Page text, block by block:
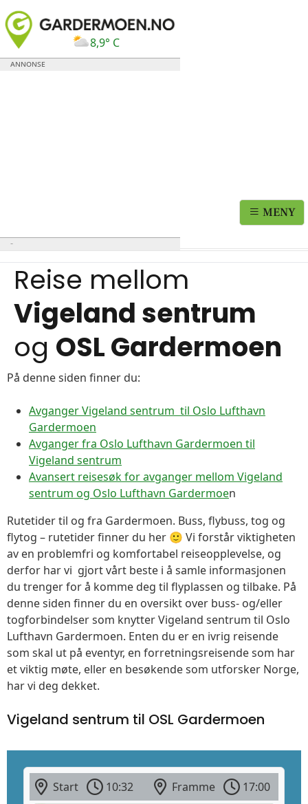
8,9° C
MENY
Reise mellom
Vigeland sentrum
og OSL Gardermoen
På denne siden finner du:
Avganger Vigeland sentrum til Oslo Lufthavn
Gardermoen
Avganger fra Oslo Lufthavn Gardermoen til
Vigeland sentrum
Avansert reisesøk for avganger mellom Vigeland
sentrum og Oslo Lufthavn Gardermoen
Rutetider til og fra Gardermoen. Buss, flybuss, tog og
flytog – rutetider finner du her 🙂 Vi forstår viktigheten
av en problemfri og komfortabel reiseopplevelse, og
derfor har vi gjort vårt beste i å samle informasjonen
du trenger for å komme deg til flyplassen og tilbake. På
denne siden finner du en oversikt over buss- og/eller
togforbindelser som knytter Vigeland sentrum til Oslo
Lufthavn Gardermoen. Enten du er en ivrig reisende
som skal ut på eventyr, en forretningsreisende som har
et viktig møte, eller en besøkende som utforsker Norge,
har vi deg dekket.
Vigeland sentrum til OSL Gardermoen
Start 10:32 Framme
17:00